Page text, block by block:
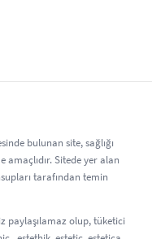
bulunan site, sağlığı
Sitede yer alan
tarafından temin
paylaşılamaz olup, tüketici